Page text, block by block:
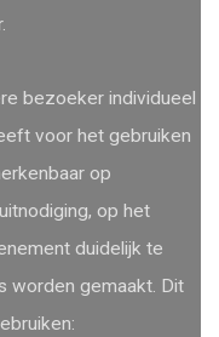
bezoeker individueel
voor het gebruiken
op
op het
duidelijk te
worden gemaakt. Dit